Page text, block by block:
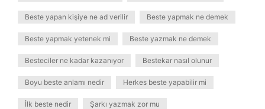
Beste yapan kişiye ne ad verilir Beste yapmak ne demek
Beste yapmak yetenek mi Beste yazmak ne demek
Besteciler ne kadar kazanıyor Bestekar nasıl olunur
Boyu beste anlamı nedir Herkes beste yapabilir mi
İlk beste nedir Şarkı yazmak zor mu